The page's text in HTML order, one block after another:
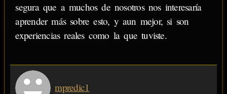
segura que a muchos de nosotros nos interesaría
aprender más sobre esto, y aun mejor, si son
experiencias reales como la que tuviste.
mpredic1